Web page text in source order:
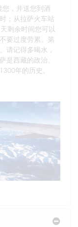
，并送您到酒
；从拉萨火车站
剩余时间您可以
要过度劳累。第
请记得多喝水，
是西藏的政治、
年的历史。